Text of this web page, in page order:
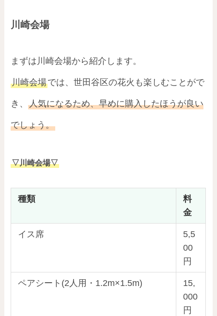
川崎会場
まずは川崎会場から紹介します。
川崎会場では、世田谷区の花火も楽しむことがで
き、人気になるため、早めに購入したほうが良い
でしょう。
▽川崎会場▽
種類
料
金
イス席
5,5
00
円
ペアシート(2人用・1.2m×1.5m)
15,
000
円